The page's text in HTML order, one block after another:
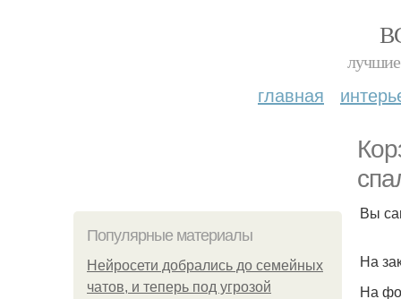
лучшие
главная
Популярные материалы
Нейросети добрались до семейных
чатов, и теперь под угрозой
Вы
На
На